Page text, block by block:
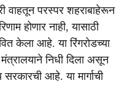
वाहतून परस्पर शहराबाहेरून
होणार नाही, यासाठी
केला आहे. या रिंगरोडच्या
निधी दिला असून
सरकारची आहे. या मार्गाची